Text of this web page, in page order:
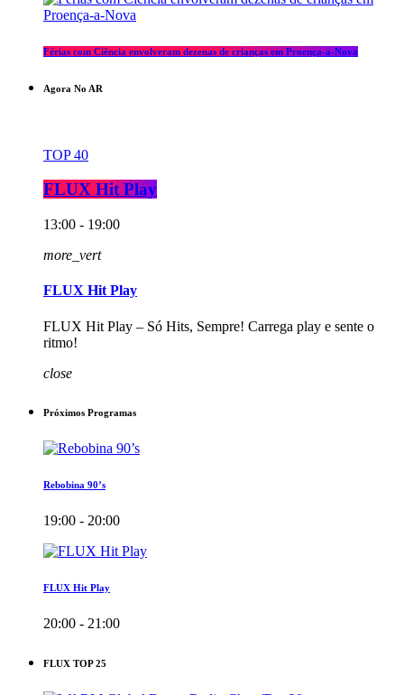
Férias com Ciência envolveram dezenas de crianças em Proença-a-Nova
Agora No AR
TOP 40
FLUX Hit Play
13:00 - 19:00
more_vert
FLUX Hit Play
FLUX Hit Play – Só Hits, Sempre! Carrega play e sente o
ritmo!
close
Próximos Programas
Rebobina 90’s
19:00 - 20:00
FLUX Hit Play
20:00 - 21:00
FLUX TOP 25